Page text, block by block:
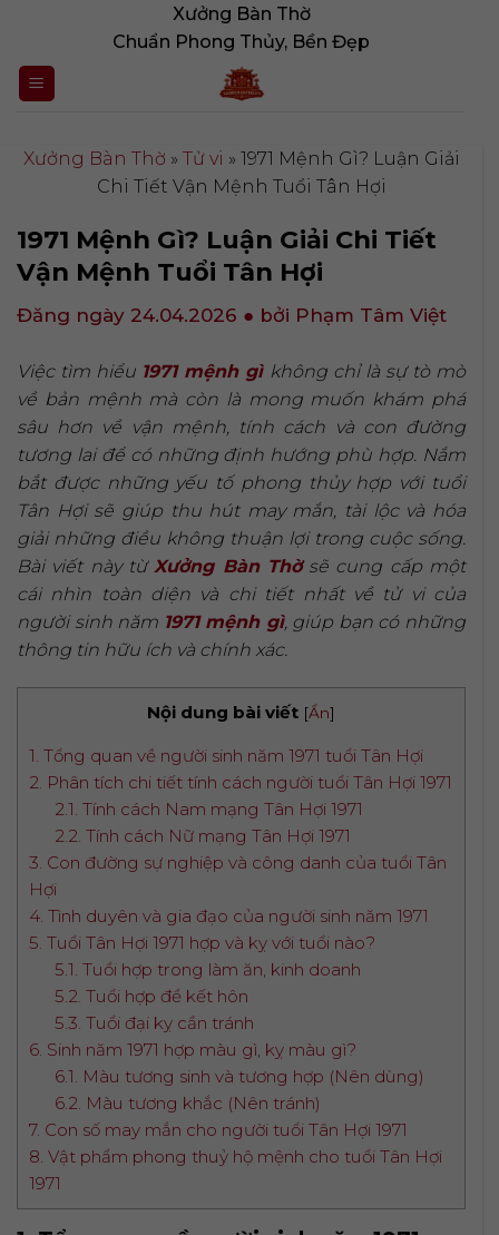
nội
dung
Xưởng Bàn Thờ
Chuẩn Phong Thủy, Bền Đẹp
Xưởng Bàn Thờ » Tử vi » 1971 Mệnh Gì? Luận Giải
Chi Tiết Vận Mệnh Tuổi Tân Hợi
1971 Mệnh Gì? Luận Giải Chi Tiết
Vận Mệnh Tuổi Tân Hợi
Đăng ngày 24.04.2026 ● bởi Phạm Tâm Việt
Việc tìm hiểu 1971 mệnh gìkhông chỉ là sự tò mò
về bản mệnh mà còn là mong muốn khám phá
sâu hơn về vận mệnh, tính cách và con đường
tương lai để có những định hướng phù hợp. Nắm
bắt được những yếu tố phong thủy hợp với tuổi
Tân Hợi sẽ giúp thu hút may mắn, tài lộc và hóa
giải những điều không thuận lợi trong cuộc sống.
Bài viết này từXưởng Bàn Thờsẽ cung cấp một
cái nhìn toàn diện và chi tiết nhất về tử vi của
người sinh năm 1971 mệnh gì, giúp bạn có những
thông tin hữu ích và chính xác.
Nội dung bài viết [Ẩn]
1. Tổng quan về người sinh năm 1971 tuổi Tân Hợi
2. Phân tích chi tiết tính cách người tuổi Tân Hợi 1971
2.1. Tính cách Nam mạng Tân Hợi 1971
2.2. Tính cách Nữ mạng Tân Hợi 1971
3. Con đường sự nghiệp và công danh của tuổi Tân
Hợi
4. Tình duyên và gia đạo của người sinh năm 1971
5. Tuổi Tân Hợi 1971 hợp và kỵ với tuổi nào?
5.1. Tuổi hợp trong làm ăn, kinh doanh
5.2. Tuổi hợp để kết hôn
5.3. Tuổi đại kỵ cần tránh
6. Sinh năm 1971 hợp màu gì, kỵ màu gì?
6.1. Màu tương sinh và tương hợp (Nên dùng)
6.2. Màu tương khắc (Nên tránh)
7. Con số may mắn cho người tuổi Tân Hợi 1971
8. Vật phẩm phong thuỷ hộ mệnh cho tuổi Tân Hợi
1971